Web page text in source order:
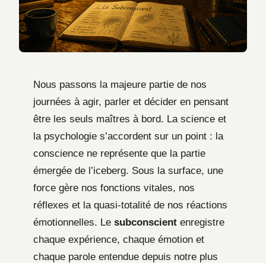
Nous passons la majeure partie de nos
journées à agir, parler et décider en pensant
être les seuls maîtres à bord. La science et
la psychologie s’accordent sur un point : la
conscience ne représente que la partie
émergée de l’iceberg. Sous la surface, une
force gère nos fonctions vitales, nos
réflexes et la quasi-totalité de nos réactions
émotionnelles. Le subconscient enregistre
chaque expérience, chaque émotion et
chaque parole entendue depuis notre plus